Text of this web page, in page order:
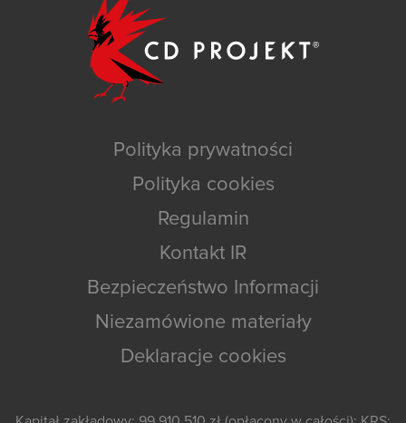
Polityka prywatności
Polityka cookies
Regulamin
Kontakt IR
Bezpieczeństwo Informacji
Niezamówione materiały
Deklaracje cookies